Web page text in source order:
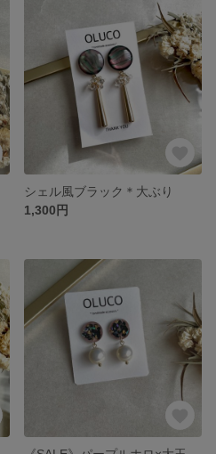
シェル風ブラック＊大ぶり
1,300円